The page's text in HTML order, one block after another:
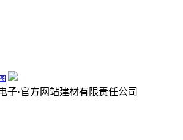
子·官方网站建材有限责任公司